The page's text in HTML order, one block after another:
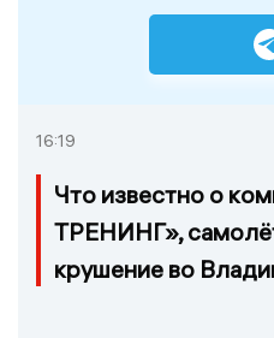
16:19
Что известно о
ТРЕНИНГ»,
крушение во